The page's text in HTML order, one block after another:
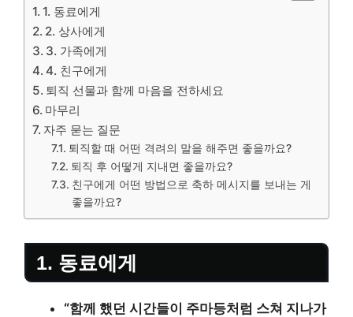
1. 동료에게
2. 상사에게
3. 가족에게
4. 친구에게
퇴직 선물과 함께 마음을 전하세요
마무리
자주 묻는 질문
퇴직할 때 어떤 격려의 말을 해주면 좋을까요?
퇴직 후 어떻게 지내면 좋을까요?
친구에게 어떤 방법으로 축하 메시지를 보내는 게
좋을까요?
1. 동료에게
“함께 했던 시간들이 주마등처럼 스쳐 지나가